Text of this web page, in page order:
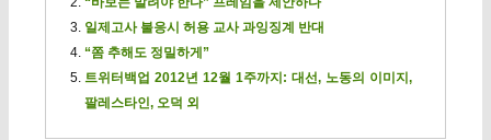
일제고사 불응시 허용 교사 과잉징계 반대
“쫌 추해도 정밀하게”
트위터백업 2012년 12월 1주까지: 대선, 노동의 이미지,
팔레스타인, 오덕 외